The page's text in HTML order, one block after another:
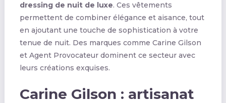
dressing de nuit de luxe. Ces vêtements
permettent de combiner élégance et aisance, tout
en ajoutant une touche de sophistication à votre
tenue de nuit. Des marques comme Carine Gilson
et Agent Provocateur dominent ce secteur avec
leurs créations exquises.
Carine Gilson : artisanat